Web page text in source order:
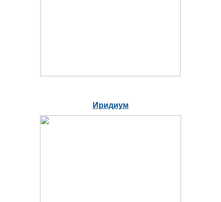
Иридиум